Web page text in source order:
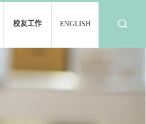
校友工作 ENGLISH